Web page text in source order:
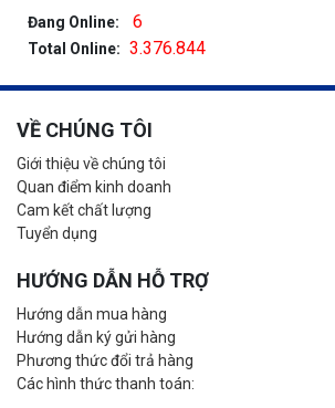
Đang Online: 6
Total Online: 3.376.844
VỀ CHÚNG TÔI
Giới thiệu về chúng tôi
Quan điểm kinh doanh
Cam kết chất lượng
Tuyển dụng
HƯỚNG DẪN HỖ TRỢ
Hướng dẫn mua hàng
Hướng dẫn ký gửi hàng
Phương thức đổi trả hàng
Các hình thức thanh toán: